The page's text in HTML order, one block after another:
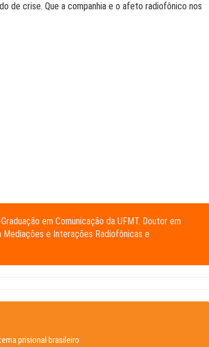
de crise. Que a companhia e o afeto radiofônico nos
em Comunicação da UFMT. Doutor em
Mediações e Interações Radiofônicas e
prisional brasileiro